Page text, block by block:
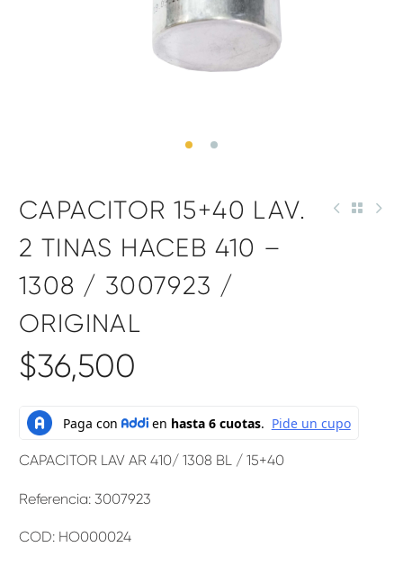
CAPACITOR 15+40 LAV.
2 TINAS HACEB 410 –
1308 / 3007923 /
ORIGINAL
$36,500
CAPACITOR LAV AR 410/ 1308 BL / 15+40
Referencia: 3007923
COD: HO000024